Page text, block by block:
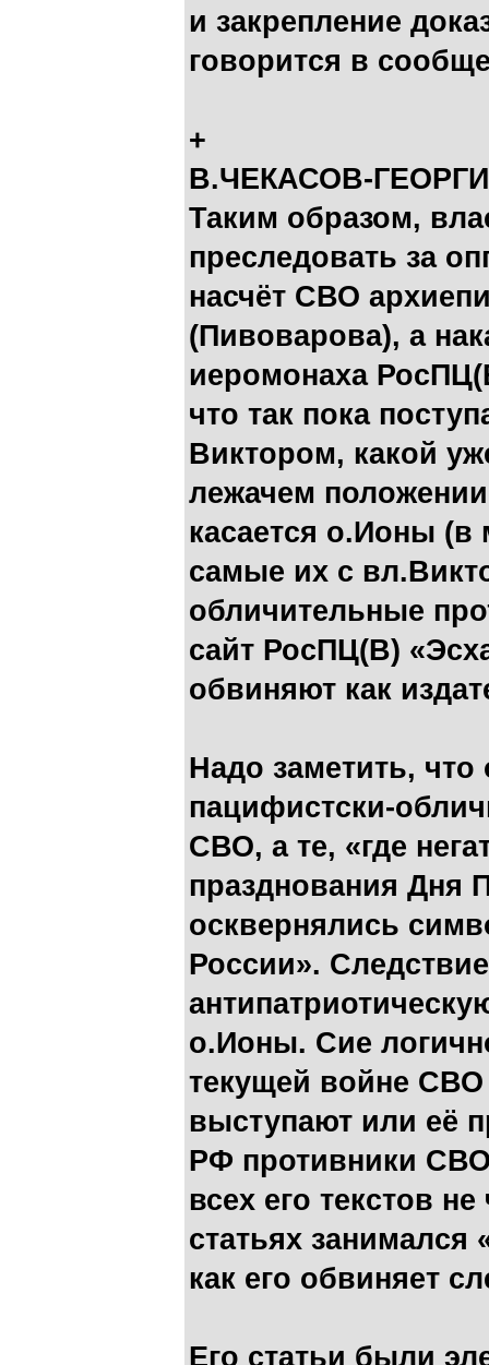
и закрепление
говорится в
+
В.ЧЕКАСОВ-
Таким образом,
преследовать за
насчёт СВО
(Пивоварова), а
иеромонаха
что так пока
Виктором, какой
лежачем
касается о.Ионы (в
самые их с
обличительные
сайт РосПЦ(В)
обвиняют как
Надо заметить,
пацифистски-
СВО, а те, «где
празднования Дня
осквернялись
России».
о.Ионы. Сие
текущей войне
выступают или её
РФ противники
всех его текстов
статьях занимался
как его обвиняет
Его статьи были